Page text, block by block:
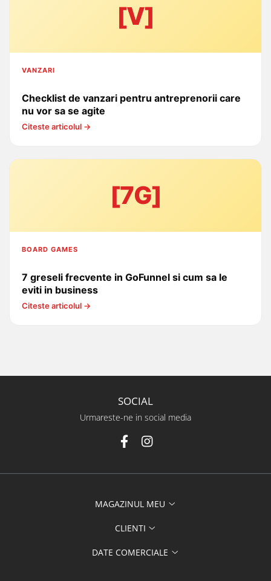
[V]
VANZARI
Checklist de vanzari pentru antreprenorii care
nu vor sa se agite
Citeste articolul →
[7G]
BOARD GAMES
7 greseli frecvente in GoFunnel si cum sa le
eviti in business
Citeste articolul →
SOCIAL
Urmareste-ne in social media
MAGAZINUL MEU
CLIENTI
DATE COMERCIALE